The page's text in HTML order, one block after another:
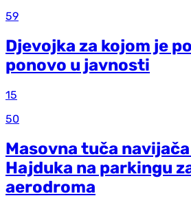
59
Djevojka za kojom je
ponovo u javnosti
15
50
Masovna tuča
Hajduka na parkingu
aerodroma